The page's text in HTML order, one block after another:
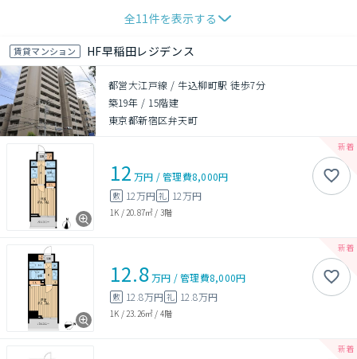
全11件を表示する
賃貸マンション HF早稲田レジデンス
都営大江戸線 / 牛込柳町駅 徒歩7分
築19年 / 15階建
東京都新宿区弁天町
12 万円 /管理費8,000円
敷 12万円 礼 12万円
1K / 20.87㎡ / 3階
12.8万円 /管理費8,000円
敷 12.8万円 礼 12.8万円
1K / 23.26㎡ / 4階